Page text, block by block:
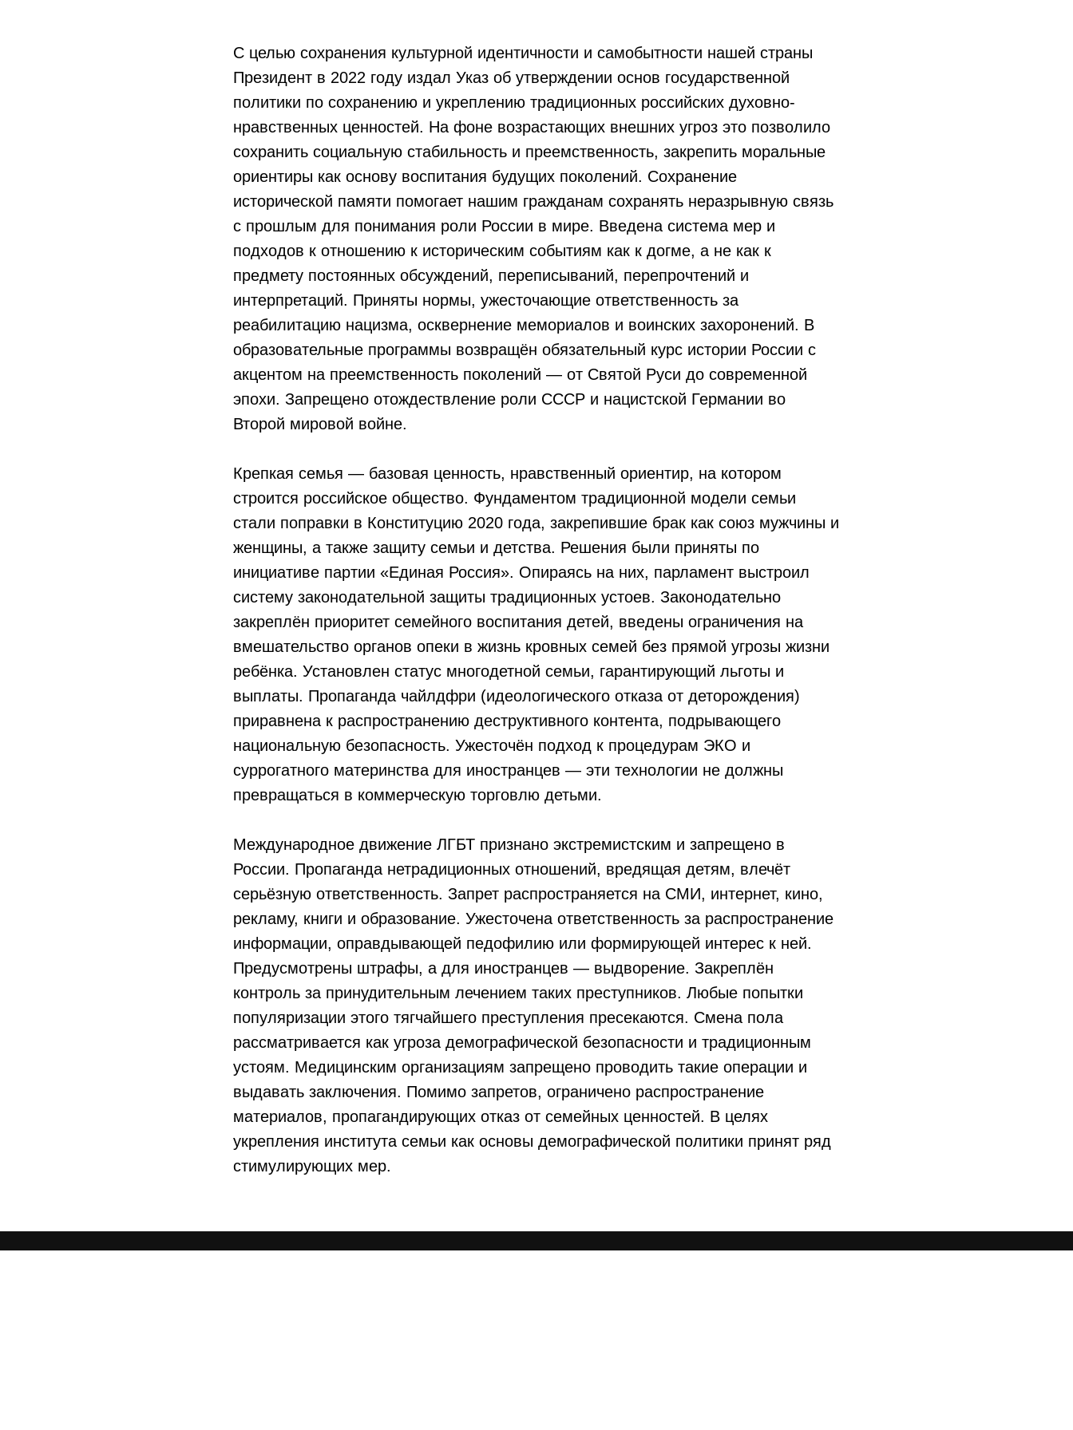
С целью сохранения культурной идентичности и самобытности нашей страны
Президент в 2022 году издал Указ об утверждении основ государственной
политики по сохранению и укреплению традиционных российских духовно-
нравственных ценностей. На фоне возрастающих внешних угроз это позволило
сохранить социальную стабильность и преемственность, закрепить моральные
ориентиры как основу воспитания будущих поколений. Сохранение
исторической памяти помогает нашим гражданам сохранять неразрывную связь
с прошлым для понимания роли России в мире. Введена система мер и
подходов к отношению к историческим событиям как к догме, а не как к
предмету постоянных обсуждений, переписываний, перепрочтений и
интерпретаций. Приняты нормы, ужесточающие ответственность за
реабилитацию нацизма, осквернение мемориалов и воинских захоронений. В
образовательные программы возвращён обязательный курс истории России с
акцентом на преемственность поколений — от Святой Руси до современной
эпохи. Запрещено отождествление роли СССР и нацистской Германии во
Второй мировой войне.
Крепкая семья — базовая ценность, нравственный ориентир, на котором
строится российское общество. Фундаментом традиционной модели семьи
стали поправки в Конституцию 2020 года, закрепившие брак как союз мужчины и
женщины, а также защиту семьи и детства. Решения были приняты по
инициативе партии «Единая Россия». Опираясь на них, парламент выстроил
систему законодательной защиты традиционных устоев. Законодательно
закреплён приоритет семейного воспитания детей, введены ограничения на
вмешательство органов опеки в жизнь кровных семей без прямой угрозы жизни
ребёнка. Установлен статус многодетной семьи, гарантирующий льготы и
выплаты. Пропаганда чайлдфри (идеологического отказа от деторождения)
приравнена к распространению деструктивного контента, подрывающего
национальную безопасность. Ужесточён подход к процедурам ЭКО и
суррогатного материнства для иностранцев — эти технологии не должны
превращаться в коммерческую торговлю детьми.
Международное движение ЛГБТ признано экстремистским и запрещено в
России. Пропаганда нетрадиционных отношений, вредящая детям, влечёт
серьёзную ответственность. Запрет распространяется на СМИ, интернет, кино,
рекламу, книги и образование. Ужесточена ответственность за распространение
информации, оправдывающей педофилию или формирующей интерес к ней.
Предусмотрены штрафы, а для иностранцев — выдворение. Закреплён
контроль за принудительным лечением таких преступников. Любые попытки
популяризации этого тягчайшего преступления пресекаются. Смена пола
рассматривается как угроза демографической безопасности и традиционным
устоям. Медицинским организациям запрещено проводить такие операции и
выдавать заключения. Помимо запретов, ограничено распространение
материалов, пропагандирующих отказ от семейных ценностей. В целях
укрепления института семьи как основы демографической политики принят ряд
стимулирующих мер.